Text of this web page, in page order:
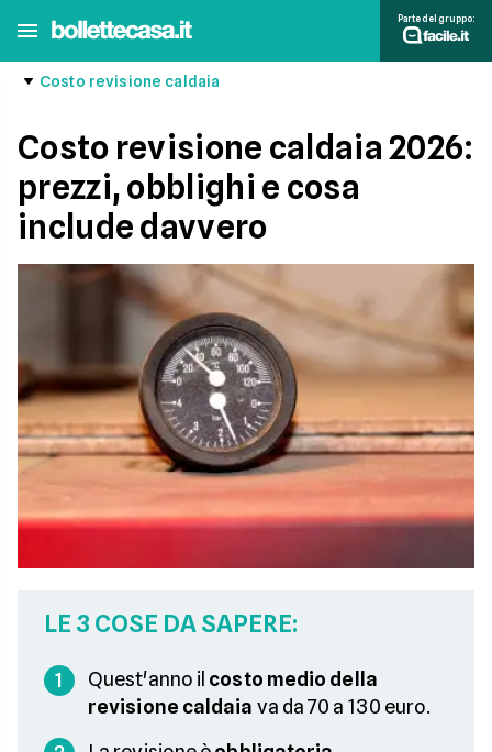
Parte del gruppo:
Costo revisione caldaia
Costo revisione caldaia 2026:
prezzi, obblighi e cosa
include davvero
LE 3 COSE DA SAPERE:
1 Quest'anno il costo medio della
revisione caldaia va da 70 a 130 euro.